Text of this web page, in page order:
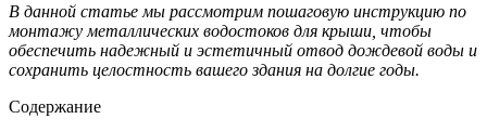
В данной статье мы рассмотрим пошаговую инструкцию по
монтажу металлических водостоков для крыши, чтобы
обеспечить надежный и эстетичный отвод дождевой воды и
сохранить целостность вашего здания на долгие годы.
Содержание